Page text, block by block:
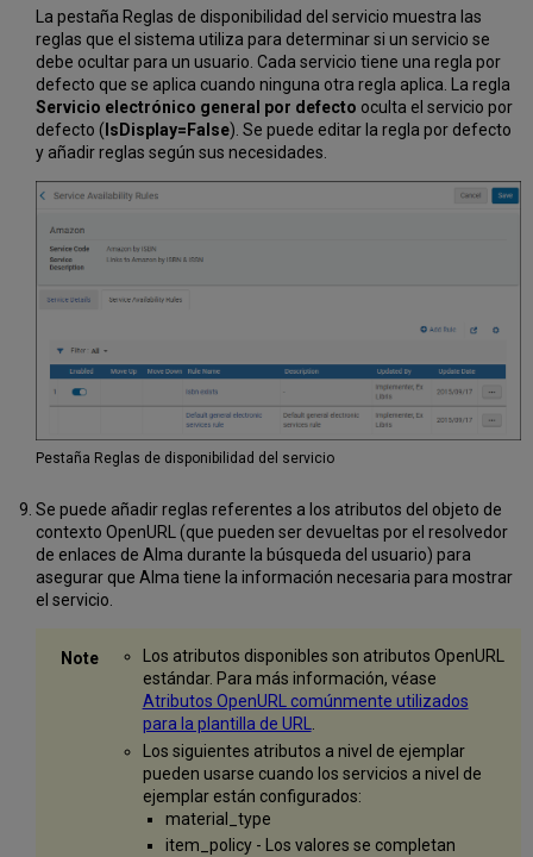
La pestaña Reglas de disponibilidad del servicio muestra las
reglas que el sistema utiliza para determinar si un servicio se
debe ocultar para un usuario. Cada servicio tiene una regla por
defecto que se aplica cuando ninguna otra regla aplica. La regla
Servicio electrónico general por defecto oculta el servicio por
defecto ( IsDisplay=False). Se puede editar la regla por defecto
y añadir reglas según sus necesidades.
Pestaña Reglas de disponibilidad del servicio
Se puede añadir reglas referentes a los atributos del objeto de
contexto OpenURL (que pueden ser devueltas por el resolvedor
de enlaces de Alma durante la búsqueda del usuario) para
asegurar que Alma tiene la información necesaria para mostrar
el servicio.
Los atributos disponibles son atributos OpenURL
estándar. Para más información, véase
Atributos OpenURL comúnmente utilizados
para la plantilla de URL.
Los siguientes atributos a nivel de ejemplar
pueden usarse cuando los servicios a nivel de
ejemplar están configurados:
material_type
item_policy - Los valores se completan